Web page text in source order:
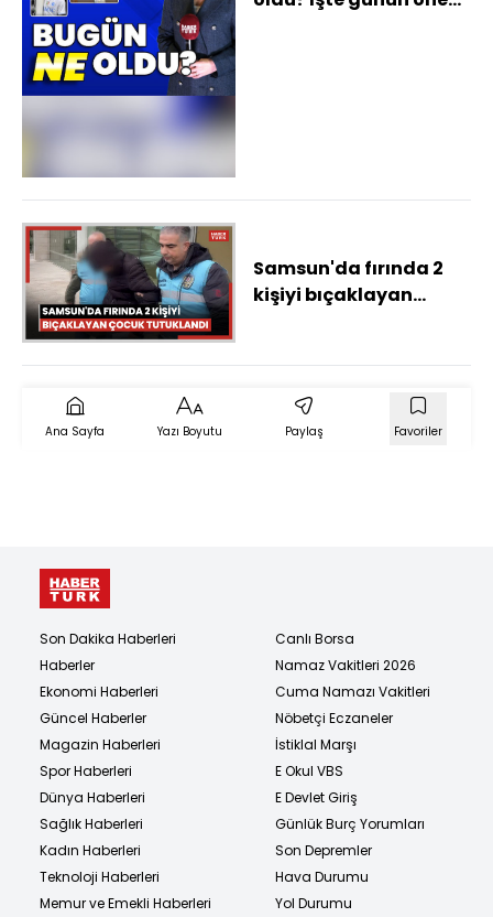
Samsun'da fırında 2
kişiyi bıçaklayan
Ana Sayfa Yazı Boyutu Paylaş Favoriler
Son Dakika Haberleri
Haberler
Ekonomi Haberleri
Güncel Haberler
Magazin Haberleri
Spor Haberleri
Dünya Haberleri
Sağlık Haberleri
Kadın Haberleri
Teknoloji Haberleri
Memur ve Emekli Haberleri
Canlı Borsa
Namaz Vakitleri 2026
Cuma Namazı Vakitleri
Nöbetçi Eczaneler
İstiklal Marşı
E Okul VBS
E Devlet Giriş
Günlük Burç Yorumları
Son Depremler
Hava Durumu
Yol Durumu